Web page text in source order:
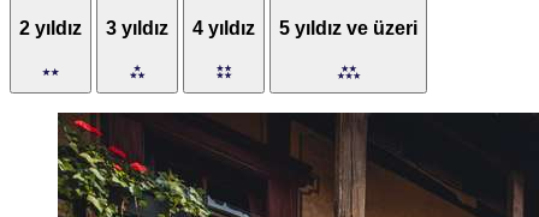
2 yıldız 3 yıldız 4 yıldız 5 yıldız ve üzeri